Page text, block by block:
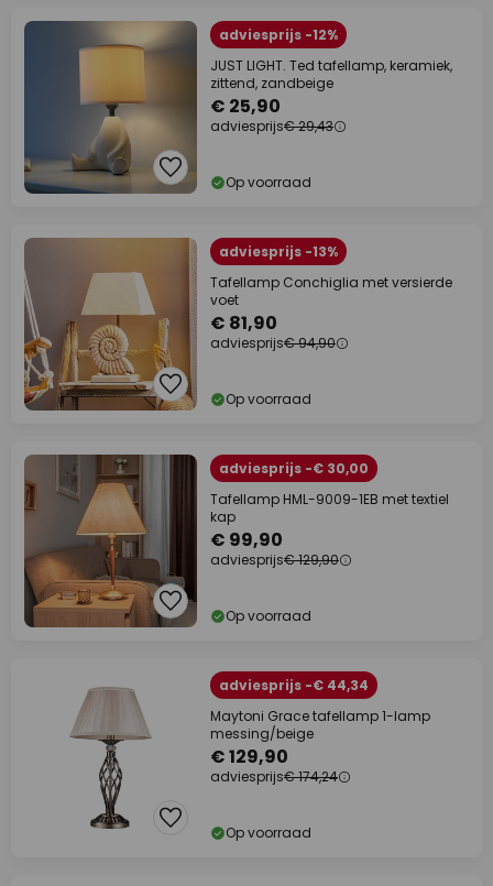
adviesprijs -12%
JUST LIGHT. Ted tafellamp, keramiek,
zittend, zandbeige
€ 25,90
adviesprijs€ 29,43
Op voorraad
adviesprijs -13%
Tafellamp Conchiglia met versierde
voet
€ 81,90
adviesprijs€ 94,90
Op voorraad
adviesprijs -€ 30,00
Tafellamp HML-9009-1EB met textiel
kap
€ 99,90
adviesprijs€ 129,90
Op voorraad
adviesprijs -€ 44,34
Maytoni Grace tafellamp 1-lamp
messing/beige
€ 129,90
adviesprijs€ 174,24
Op voorraad